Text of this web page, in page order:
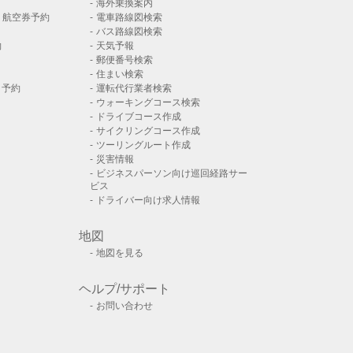
空券予約
約
海外乗換案内
電車路線図検索
バス路線図検索
天気予報
郵便番号検索
住まい検索
運転代行業者検索
ウォーキングコース検索
ドライブコース作成
サイクリングコース作成
ツーリングルート作成
災害情報
ビジネスパーソン向け巡回経路サー
ビス
ドライバー向け求人情報
地図
地図を見る
ヘルプ/サポート
お問い合わせ